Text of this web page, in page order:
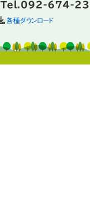
Tel.092-674-
各種ダウンロード